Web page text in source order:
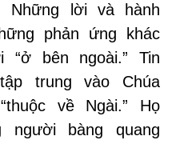
Những lời và hành
phản ứng khác
“ở bên ngoài.” Tin
trung vào Chúa
về Ngài.” Họ
người bàng quang